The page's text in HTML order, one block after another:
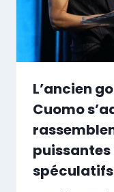
L’ancien
Cuomo
puissantes
spéculatifs